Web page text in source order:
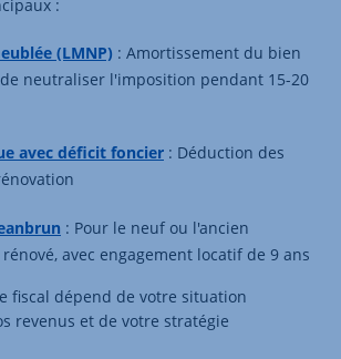
:
(LMNP) : Amortissement du bien
neutraliser l'imposition pendant 15-20
avec déficit foncier : Déduction des
: Pour le neuf ou l'ancien
avec engagement locatif de 9 ans
fiscal dépend de votre situation
revenus et de votre stratégie